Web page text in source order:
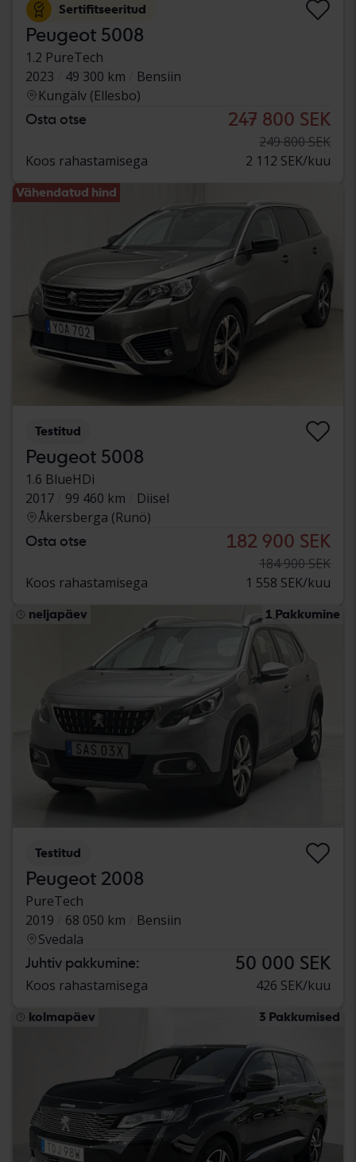
Sertifitseeritud
Peugeot 5008
1.2 PureTech
2023
49 300 km
Bensiin
Kungälv (Ellesbo)
Osta otse 247 800 SEK
249 800 SEK
Koos rahastamisega
2 112 SEK/kuu
Vähendatud hind
Testitud
Peugeot 5008
1.6 BlueHDi
2017
99 460 km
Diisel
Åkersberga (Runö)
Osta otse 182 900 SEK
184 900 SEK
Koos rahastamisega
1 558 SEK/kuu
neljapäev 1 Pakkumine
Testitud
Peugeot 2008
PureTech
2019
68 050 km
Bensiin
Svedala
Juhtiv pakkumine: 50 000 SEK
Koos rahastamisega 426 SEK/kuu
kolmapäev 3 Pakkumised